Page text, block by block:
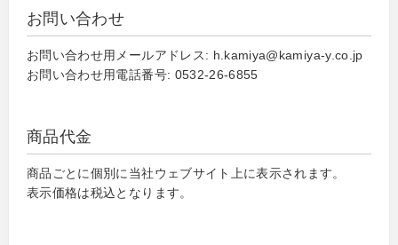
お問い合わせ
お問い合わせ用メールアドレス: h.kamiya@kamiya-y.co.jp
お問い合わせ用電話番号: 0532-26-6855
商品代金
商品ごとに個別に当社ウェブサイト上に表示されます。
表示価格は税込となります。